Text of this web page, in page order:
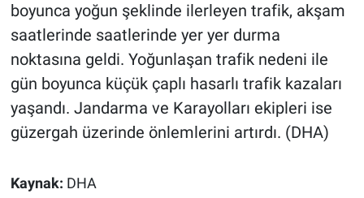
boyunca yoğun şeklinde ilerleyen trafik, akşam
saatlerinde saatlerinde yer yer durma
noktasına geldi. Yoğunlaşan trafik nedeni ile
gün boyunca küçük çaplı hasarlı trafik kazaları
yaşandı. Jandarma ve Karayolları ekipleri ise
güzergah üzerinde önlemlerini artırdı. (DHA)
Kaynak: DHA